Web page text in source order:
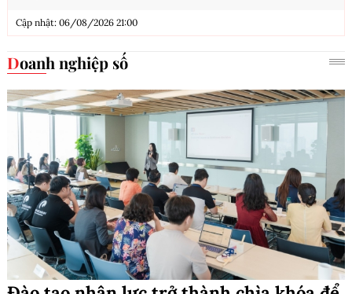
Cập nhật: 06/08/2026 21:00
Doanh nghiệp số